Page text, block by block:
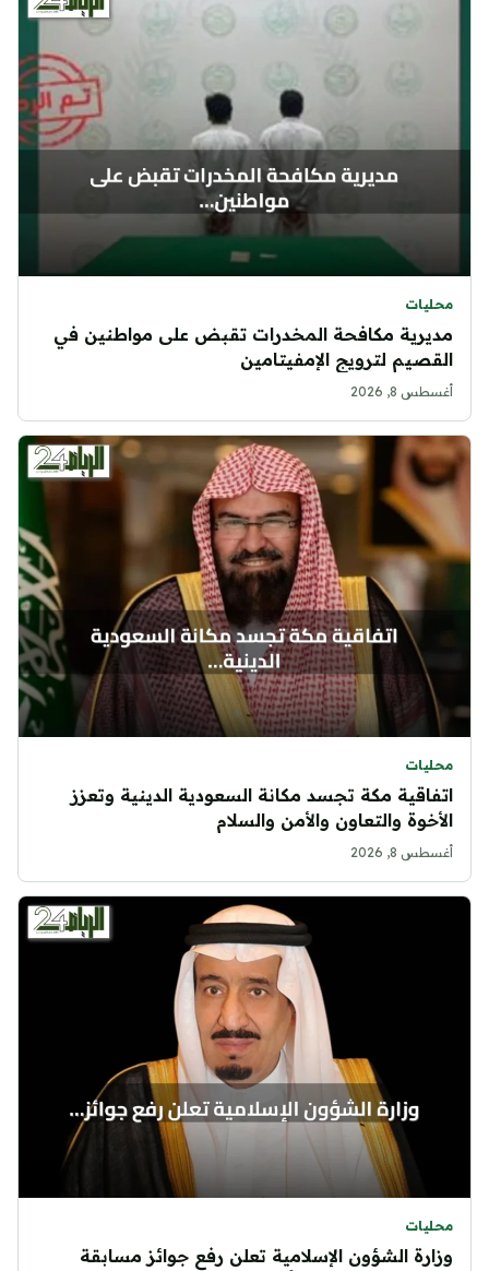
محليات
مديرية مكافحة المخدرات تقبض على مواطنين في
القصيم لترويج الإمفيتامين
أغسطس 8, 2026
محليات
اتفاقية مكة تجسد مكانة السعودية الدينية وتعزز
الأخوة والتعاون والأمن والسلام
أغسطس 8, 2026
محليات
وزارة الشؤون الإسلامية تعلن رفع جوائز مسابقة